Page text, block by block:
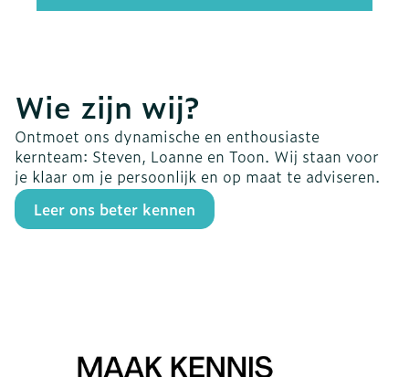
Wie zijn wij?
Ontmoet ons dynamische en enthousiaste
kernteam: Steven, Loanne en Toon. Wij staan voor
je klaar om je persoonlijk en op maat te adviseren.
Leer ons beter kennen